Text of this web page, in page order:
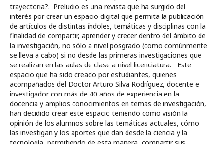
trayectoria?. Preludio es una revista que ha surgido del
interés por crear un espacio digital que permita la publicación
de artículos de distintas índoles, temáticas y disciplinas con la
finalidad de compartir, aprender y crecer dentro del ámbito de
la investigación, no sólo a nivel posgrado (como comúnmente
se lleva a cabo) si no desde las primeras investigaciones que
se realizan en las aulas de clase a nivel licenciatura. Este
espacio que ha sido creado por estudiantes, quienes
acompañados del Doctor Arturo Silva Rodríguez, docente e
investigador con más de 40 años de experiencia en la
docencia y amplios conocimientos en temas de investigación,
han decidido crear este espacio teniendo como visión la
opinión de los alumnos sobre las temáticas actuales, cómo
las investigan y los aportes que dan desde la ciencia y la